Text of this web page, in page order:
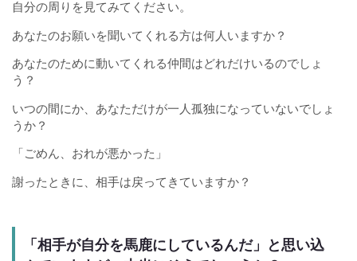
自分の周りを見てみてください。
あなたのお願いを聞いてくれる方は何人いますか？
あなたのために動いてくれる仲間はどれだけいるのでしょ
う？
いつの間にか、あなただけが一人孤独になっていないでしょ
うか？
「ごめん、おれが悪かった」
謝ったときに、相手は戻ってきていますか？
「相手が自分を馬鹿にしているんだ」と思い込